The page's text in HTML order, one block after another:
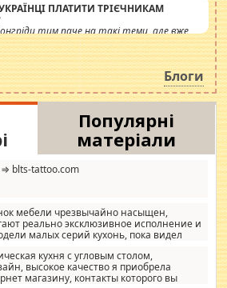
ПЛАТИТИ ТРІЄЧНИКАМ
тим паче на такі теми, але вже
Обурюють сьогоднішні інсенуації
питання. Штучно
ще одна соціальна катастрофа.
Блоги
Популярні
матеріали
⇒ blts-tattoo.com
мебели чрезвычайно насыщен,
реально эксклюзивное исполнение и
малых серий кухонь, пока видел
креативненько и что главное -
без ненужных наворотов удорожающих
фактор.
кухня с угловым столом,
высокое качество я приобрела
магазину, контакты которого вы